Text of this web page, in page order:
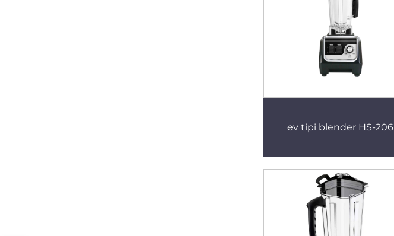
ev tipi blender HS-206